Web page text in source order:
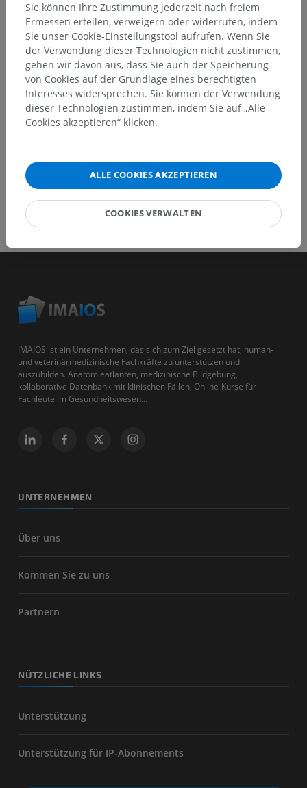
Keyframes
IMAIOS ist ein Unternehmen, das sich zum Ziel gesetzt hat, human-
und veterinärmedizinische Fachkräfte zu unterstützen und
auszubilden. Anatomieatlanten, medizinische Bildgebung,
kollaborative Datenbank mit klinischen Fällen, Online-Kurse für
Fachleute im Gesundheitswesen...
UNTERNEHMEN
Über uns
Kommen Sie zu uns
Partnern
NÜTZLICHE LINKS
Unterstützung
Unterstützung für IP-Abonnements
Sie können Ihre Zustimmung jederzeit nach freiem
Ermessen erteilen, verweigern oder widerrufen, indem
Sie unser Cookie-Einstellungstool aufrufen. Wenn Sie
der Verwendung dieser Technologien nicht zustimmen,
gehen wir davon aus, dass Sie auch der Speicherung
von Cookies auf der Grundlage eines berechtigten
Interesses widersprechen. Sie können der Verwendung
dieser Technologien zustimmen, indem Sie auf „Alle
Cookies akzeptieren“ klicken.
ALLE COOKIES AKZEPTIEREN
COOKIES VERWALTEN